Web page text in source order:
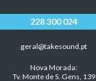
228 300 024
geral@takesound.pt
Nova Morada:
Tv. Monte de S. Gens, 139